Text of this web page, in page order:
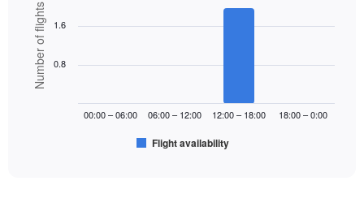
axis
displaying
values.
Range:
Bar
chart
with
bars.
The
Chart
graphic.
Number of flights
Flight availability
00:00 – 06:00 06:00 – 12:00 12:00 – 18:00 18:00 – 0:00
0.8
1.6